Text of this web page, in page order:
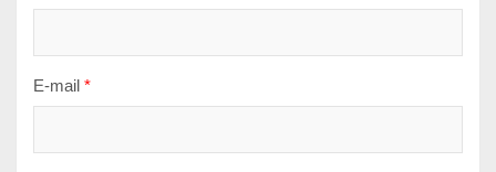
E-mail *